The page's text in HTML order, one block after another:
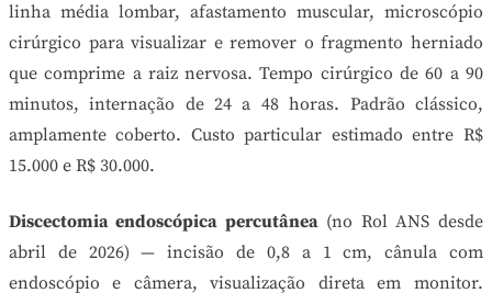
linha média lombar, afastamento muscular, microscópio
cirúrgico para visualizar e remover o fragmento herniado
que comprime a raiz nervosa. Tempo cirúrgico de 60 a 90
minutos, internação de 24 a 48 horas. Padrão clássico,
amplamente coberto. Custo particular estimado entre R$
15.000 e R$ 30.000.
Discectomia endoscópica percutânea (no Rol ANS desde
abril de 2026) — incisão de 0,8 a 1 cm, cânula com
endoscópio e câmera, visualização direta em monitor.